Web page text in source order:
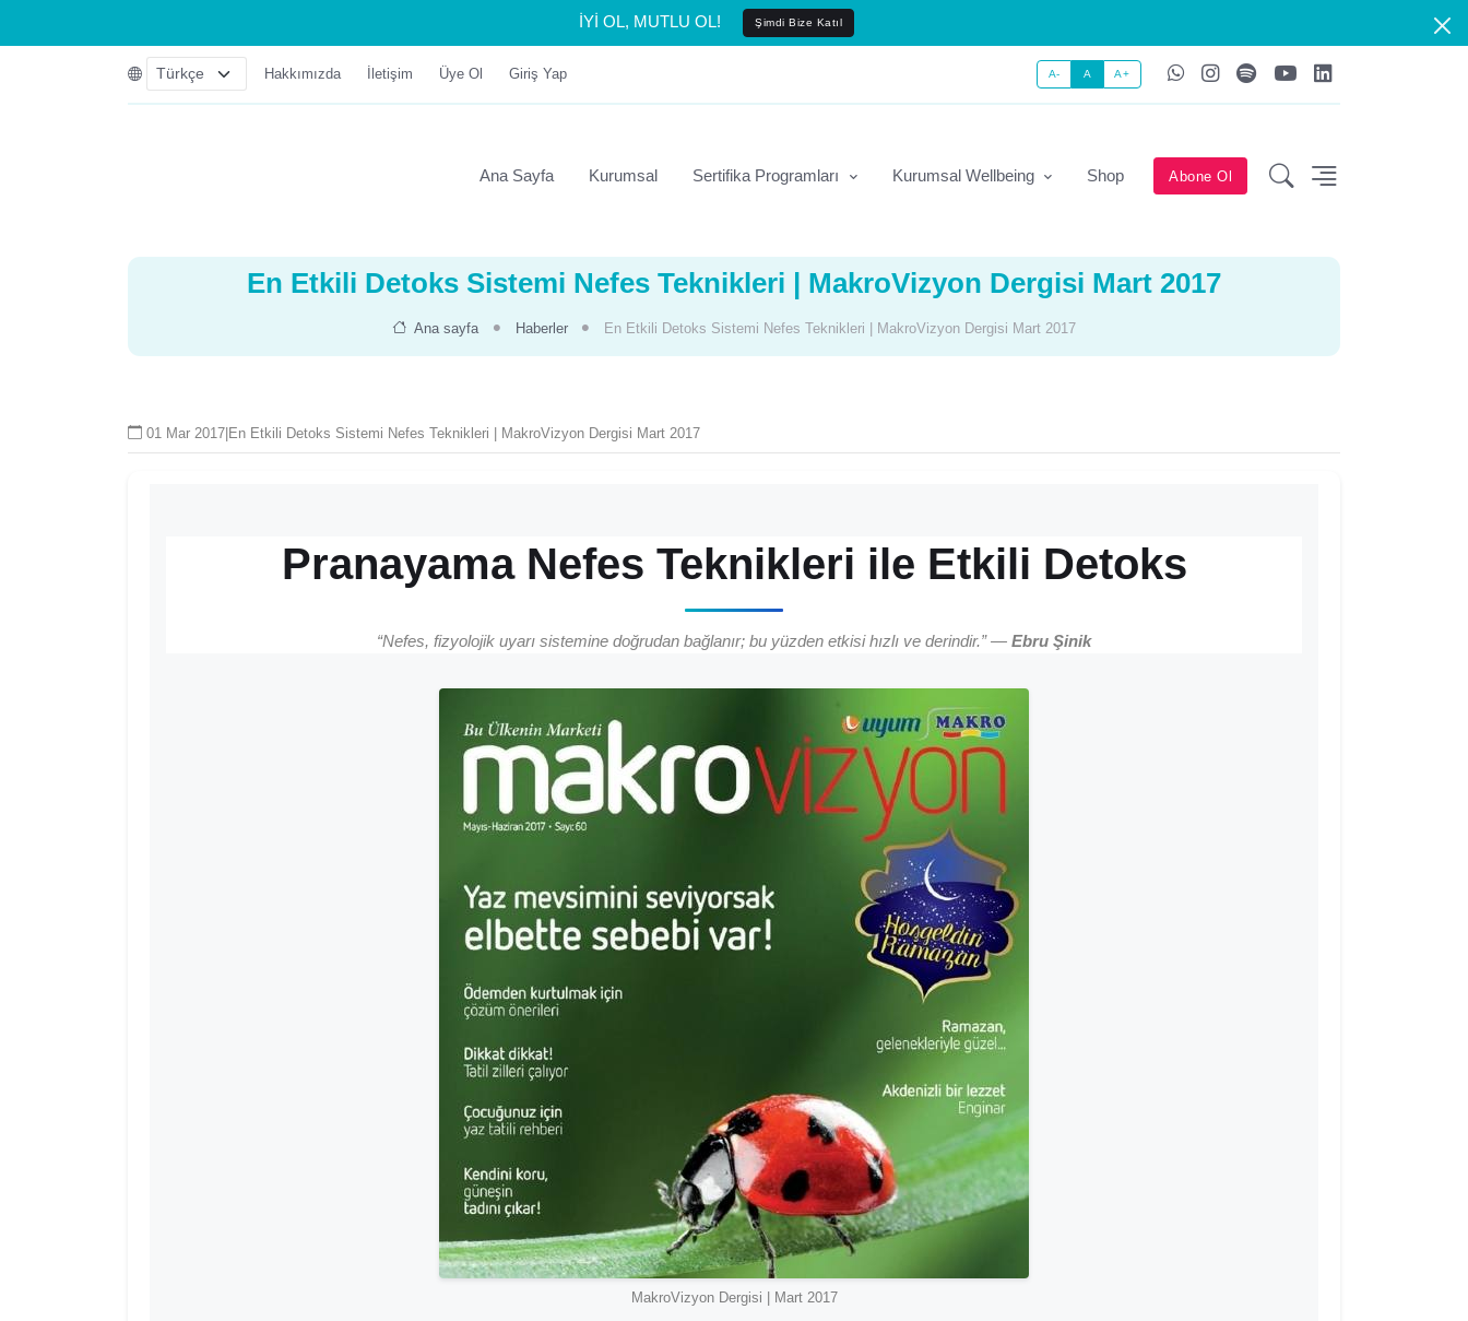
İYİ OL, MUTLU OL! Şimdi Bize Katıl
Hakkımızda İletişim Üye Ol Giriş Yap A- A A+
Ana Sayfa Kurumsal Sertifika Programları Kurumsal Wellbeing Shop Abone Ol
En Etkili Detoks Sistemi Nefes Teknikleri | MakroVizyon Dergisi Mart 2017
Ana sayfa Haberler En Etkili Detoks Sistemi Nefes Teknikleri | MakroVizyon Dergisi Mart 2017
01 Mar 2017|En Etkili Detoks Sistemi Nefes Teknikleri | MakroVizyon Dergisi Mart 2017
Pranayama Nefes Teknikleri ile Etkili Detoks
“Nefes, fizyolojik uyarı sistemine doğrudan bağlanır; bu yüzden etkisi hızlı ve derindir.” — Ebru Şinik
MakroVizyon Dergisi | Mart 2017